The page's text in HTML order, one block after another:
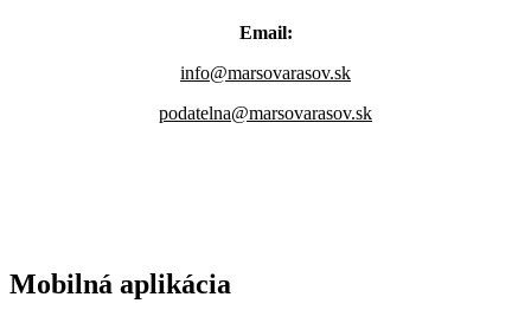
Email:
info@marsovarasov.sk
podatelna@marsovarasov.sk
Mobilná aplikácia